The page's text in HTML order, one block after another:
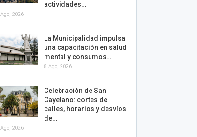
actividades…
2026
La Municipalidad impulsa
una capacitación en salud
mental y consumos…
8 Ago, 2026
Celebración de San
Cayetano: cortes de
calles, horarios y desvíos
de…
2026